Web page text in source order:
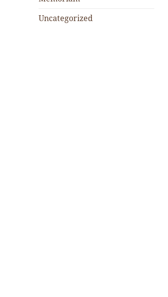
Uncategorized